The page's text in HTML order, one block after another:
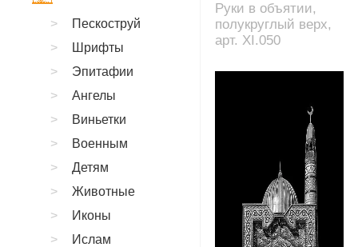
Руки в объятии,
полукруглый верх,
арт. XI.050
Пескоструй
Шрифты
Эпитафии
Ангелы
Виньетки
Военным
Детям
Животные
Иконы
Ислам